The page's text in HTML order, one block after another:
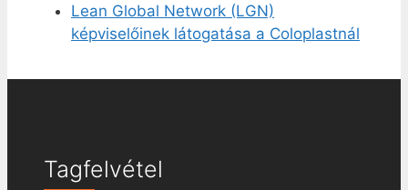
Lean Global Network (LGN)
képviselőinek látogatása a Coloplastnál
Tagfelvétel